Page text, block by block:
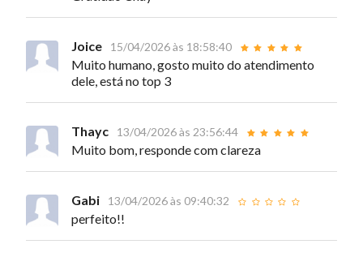
Joice 15/04/2026 às 18:58:40
Muito humano, gosto muito do atendimento
dele, está no top 3
Thayc 13/04/2026 às 23:56:44
Muito bom, responde com clareza
Gabi 13/04/2026 às 09:40:32
perfeito!!